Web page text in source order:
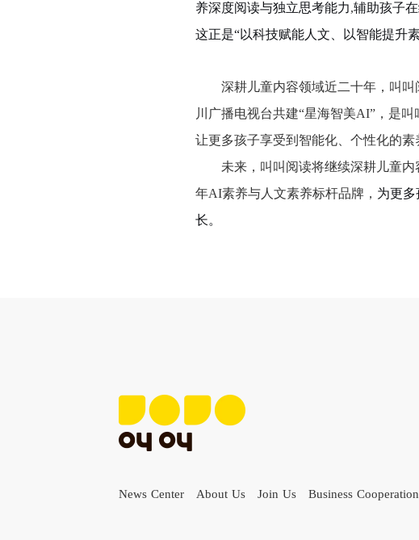
养深度阅读与独立思考能力,辅助孩子
这正是“以科技赋能人文、以智能提升
深耕儿童内容领域近二十年，叫叫
川广播电视台共建“星海智美AI”，是
让更多孩子享受到智能化、个性化的素
未来，叫叫阅读将继续深耕儿童内
年AI素养与人文素养标杆品牌， 为更
长。
News Center About Us Join Us Business Cooperation